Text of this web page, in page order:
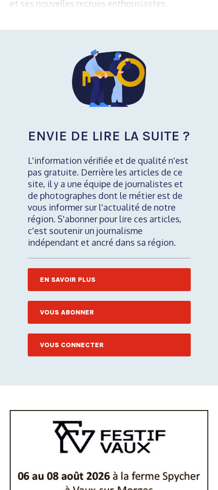
et ses nouvelles recrues enthousiastes.
ENVIE DE LIRE LA SUITE ?
L'information vérifiée et de qualité n'est
pas gratuite. Derrière les articles de ce
site, il y a une équipe de journalistes et
de photographes dont le métier est de
vous informer sur l'actualité de notre
région. S'abonner pour lire ces articles,
c'est soutenir un journalisme
indépendant et ancré dans sa région.
EN SAVOIR PLUS
VOUS ABONNER
VOUS CONNECTER